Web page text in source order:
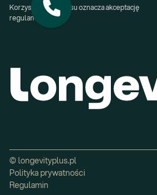
Korzystanie z serwisu oznacza akceptację
regulaminu.
© longevityplus.pl
Polityka prywatności
Regulamin